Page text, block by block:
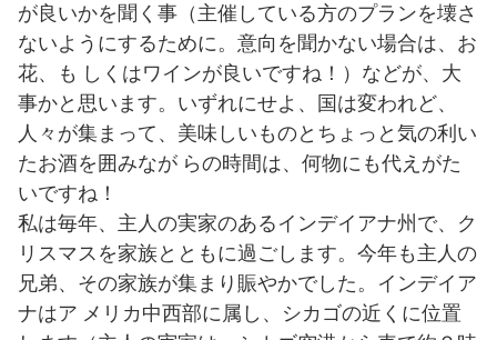
が良いかを聞く事（主催している方のプランを壊さ
ないようにするために。意向を聞かない場合は、お
花、も しくはワインが良いですね！）などが、大
事かと思います。いずれにせよ、国は変われど、
人々が集まって、美味しいものとちょっと気の利い
たお酒を囲みなが らの時間は、何物にも代えがた
いですね！
私は毎年、主人の実家のあるインデイアナ州で、ク
リスマスを家族とともに過ごします。今年も主人の
兄弟、その家族が集まり賑やかでした。インデイア
ナはア メリカ中西部に属し、シカゴの近くに位置